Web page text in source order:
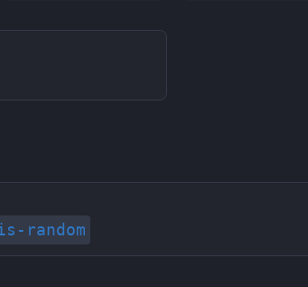
random